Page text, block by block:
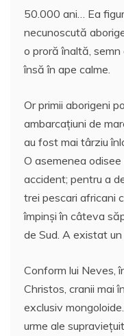
50.000 ani… Ea
necunoscută
o proră înaltă, semn
însă în ape calme.
Or primii aborigeni
ambarcaţiuni de
au fost mai târziu
O asemenea
accident; pentru a
trei pescari africani
împinşi în câteva
de Sud. A existat
Conform lui Neves,
Christos, cranii mai
exclusiv
urme ale